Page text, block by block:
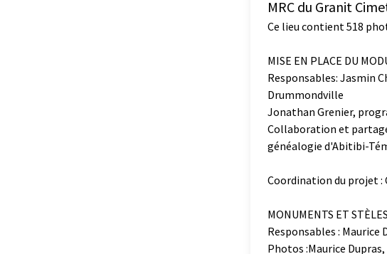
MRC du Granit
Ce lieu contient 518
MISE EN PLACE DU
Responsables: Jasmin
Drummondville
Jonathan Grenier,
Collaboration et partage
généalogie d'Abitibi-
Coordination du projet :
MONUMENTS ET
Responsables : Maurice
Photos :Maurice